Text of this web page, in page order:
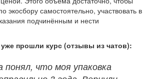
экосбору самостоятельно, участвовать в
подчинённым и нести
прошли курс (отзывы из чатов):
понял, что моя упаковка